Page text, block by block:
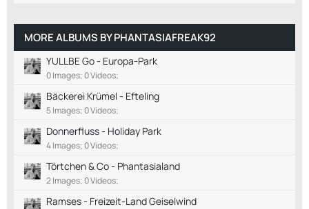
MORE ALBUMS BY PHANTASIAFREAK92
YULLBE Go - Europa-Park
0 Images; 0 Videos;
Bäckerei Krümel - Efteling
5 Images; 0 Videos;
Donnerfluss - Holiday Park
4 Images; 0 Videos;
Törtchen & Co - Phantasialand
2 Images; 0 Videos;
Ramses - Freizeit-Land Geiselwind